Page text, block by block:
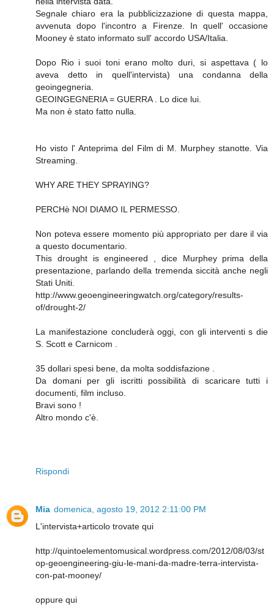
Segnale chiaro era la pubblicizzazione di questa mappa,
avvenuta dopo l'incontro a Firenze. In quell' occasione
Mooney è stato informato sull' accordo USA/Italia.
Dopo Rio i suoi toni erano molto duri, si aspettava ( lo
aveva detto in quell'intervista) una condanna della
geoingegneria.
GEOINGEGNERIA = GUERRA . Lo dice lui.
Ma non è stato fatto nulla.
Ho visto l' Anteprima del Film di M. Murphey stanotte. Via
Streaming.
WHY ARE THEY SPRAYING?
PERCHè NOI DIAMO IL PERMESSO.
Non poteva essere momento più appropriato per dare il via
a questo documentario.
This drought is engineered , dice Murphey prima della
presentazione, parlando della tremenda siccità anche negli
Stati Uniti.
http://www.geoengineeringwatch.org/category/results-
of/drought-2/
La manifestazione concluderà oggi, con gli interventi s die
S. Scott e Carnicom .
35 dollari spesi bene, da molta soddisfazione .
Da domani per gli iscritti possibilità di scaricare tutti i
documenti, film incluso.
Bravi sono !
Altro mondo c'è.
Rispondi
Mia domenica, agosto 19, 2012 2:11:00 PM
L'intervista+articolo trovate qui
http://quintoelementomusical.wordpress.com/2012/08/03/st
op-geoengineering-giu-le-mani-da-madre-terra-intervista-
con-pat-mooney/
oppure qui